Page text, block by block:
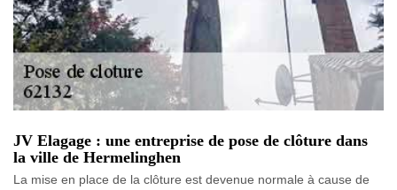
JV Elagage : une entreprise de pose de clôture dans
la ville de Hermelinghen
La mise en place de la clôture est devenue normale à cause de